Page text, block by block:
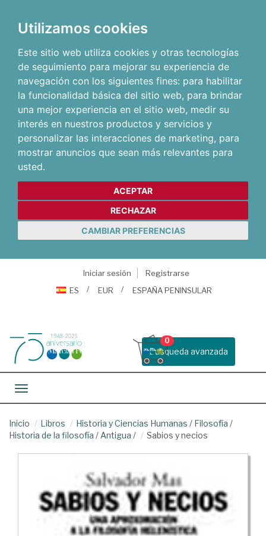
Utilizamos cookies
Este sitio web utiliza cookies y otras tecnologías
de seguimiento para mejorar su experiencia de
navegación con los siguientes fines: para habilitar
la funcionalidad básica del sitio web, para brindar
una mejor experiencia en el sitio web, medir su
interés en nuestros productos y servicios y
personalizar las interacciones de marketing, para
mostrar anuncios que sean más relevantes para
usted.
ACEPTAR
RECHAZAR
CAMBIAR PREFERENCIAS
Iniciar sesión
Registrarse
ES
EUR ESPAÑA PENINSULAR
Busqueda avanzada
0
Toggle navigation
Inicio Libros Historia y Ciencias Humanas / Filosofía /
Historia de la filosofía / Antigua / Sabios y necios